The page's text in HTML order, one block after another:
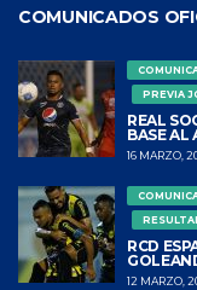
COMUNICADOS
PREVIA
REAL
BASE AL
16 MARZO,
RCD
12 MARZO,